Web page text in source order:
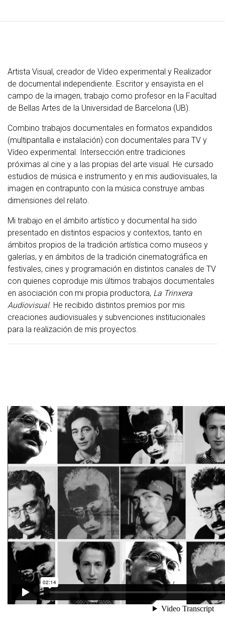
Artista Visual, creador de Vídeo experimental y Realizador
de documental independiente. Escritor y ensayista en el
campo de la imagen, trabajo como profesor en la Facultad
de Bellas Artes de la Universidad de Barcelona (UB).
Combino trabajos documentales en formatos expandidos
(multipantalla e instalación) con documentales para TV y
Vídeo experimental. Intersección entre tradiciones
próximas al cine y a las propias del arte visual. He cursado
estudios de música e instrumento y en mis audiovisuales, la
imagen en contrapunto con la música construye ambas
dimensiones del relato.
Mi trabajo en el ámbito artístico y documental ha sido
presentado en distintos espacios y contextos, tanto en
ámbitos propios de la tradición artística como museos y
galerías, y en ámbitos de la tradición cinematográfica en
festivales, cines y programación en distintos canales de TV
con quienes coproduje mis últimos trabajos documentales
en asociación con mi propia productora, La Trinxera
Audiovisual. He recibido distintos premios por mis
creaciones audiovisuales y subvenciones institucionales
para la realización de mis proyectos.